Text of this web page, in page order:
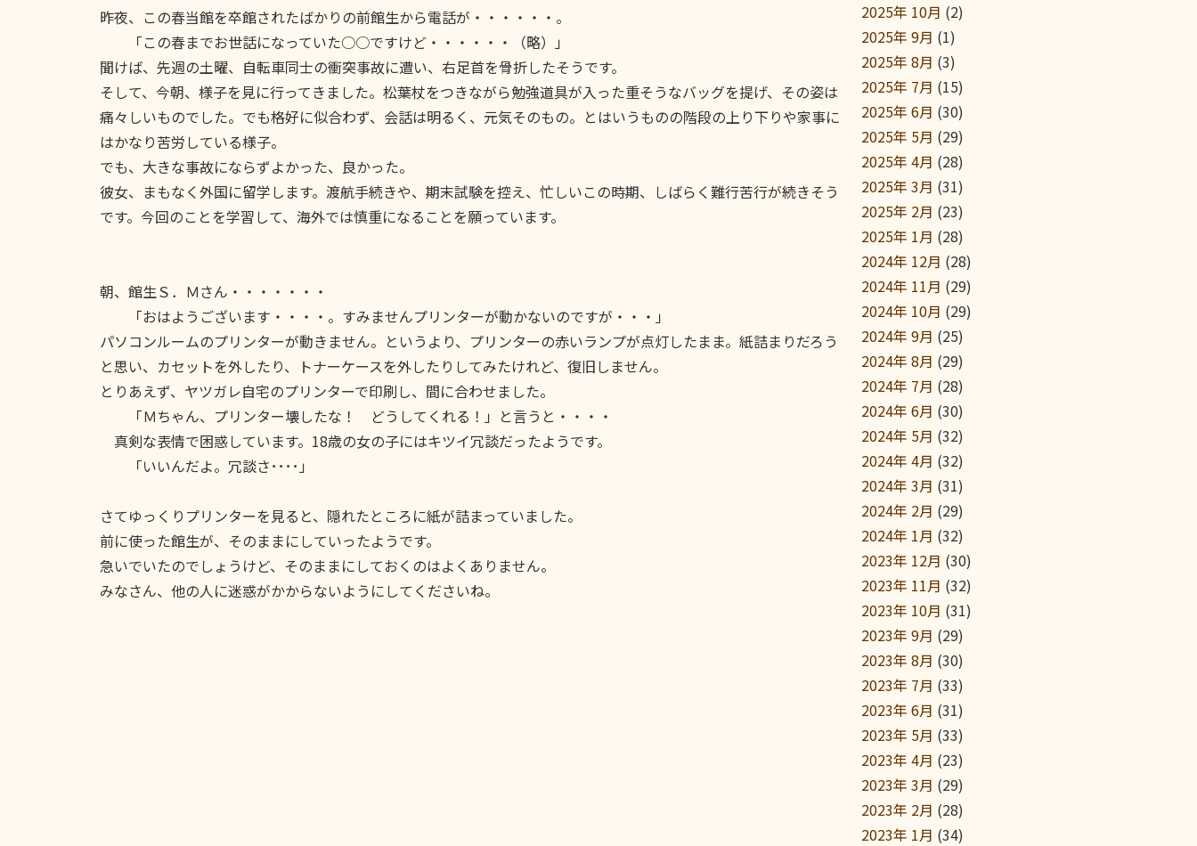
昨夜、この春当館を卒館されたばかりの前館生から電話が・・・・・・。
「この春までお世話になっていた○○ですけど・・・・・・（略）」
聞けば、先週の土曜、自転車同士の衝突事故に遭い、右足首を骨折したそうです。
そして、今朝、様子を見に行ってきました。松葉杖をつきながら勉強道具が入った重そうなバッグを提げ、その姿は
痛々しいものでした。でも格好に似合わず、会話は明るく、元気そのもの。とはいうものの階段の上り下りや家事に
はかなり苦労している様子。
でも、大きな事故にならずよかった、良かった。
彼女、まもなく外国に留学します。渡航手続きや、期末試験を控え、忙しいこの時期、しばらく難行苦行が続きそう
です。今回のことを学習して、海外では慎重になることを願っています。
朝、館生Ｓ．Ｍさん・・・・・・・
「おはようございます・・・・。すみませんプリンターが動かないのですが・・・」
パソコンルームのプリンターが動きません。というより、プリンターの赤いランプが点灯したまま。紙詰まりだろう
と思い、カセットを外したり、トナーケースを外したりしてみたけれど、復旧しません。
とりあえず、ヤツガレ自宅のプリンターで印刷し、間に合わせました。
「Ｍちゃん、プリンター壊したな！ どうしてくれる！」と言うと・・・・
真剣な表情で困惑しています。18歳の女の子にはキツイ冗談だったようです。
「いいんだよ。冗談さ････」
さてゆっくりプリンターを見ると、隠れたところに紙が詰まっていました。
前に使った館生が、そのままにしていったようです。
急いでいたのでしょうけど、そのままにしておくのはよくありません。
みなさん、他の人に迷惑がかからないようにしてくださいね。
2025年 10月 (2)
2025年 9月 (1)
2025年 8月 (3)
2025年 7月 (15)
2025年 6月 (30)
2025年 5月 (29)
2025年 4月 (28)
2025年 3月 (31)
2025年 2月 (23)
2025年 1月 (28)
2024年 12月 (28)
2024年 11月 (29)
2024年 10月 (29)
2024年 9月 (25)
2024年 8月 (29)
2024年 7月 (28)
2024年 6月 (30)
2024年 5月 (32)
2024年 4月 (32)
2024年 3月 (31)
2024年 2月 (29)
2024年 1月 (32)
2023年 12月 (30)
2023年 11月 (32)
2023年 10月 (31)
2023年 9月 (29)
2023年 8月 (30)
2023年 7月 (33)
2023年 6月 (31)
2023年 5月 (33)
2023年 4月 (23)
2023年 3月 (29)
2023年 2月 (28)
2023年 1月 (34)